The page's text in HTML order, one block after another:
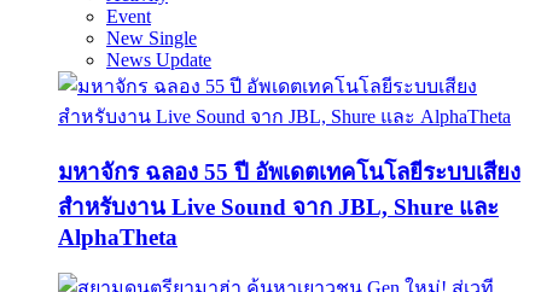
Event
New Single
News Update
มหาจักร ฉลอง 55 ปี อัพเดตเทคโนโลยีระบบเสียง
สำหรับงาน Live Sound จาก JBL, Shure และ
AlphaTheta